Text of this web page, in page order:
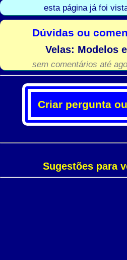
esta página já foi
Dúvidas ou
Velas: Modelos
sem comentários até
Criar pergunta
Sugestões para